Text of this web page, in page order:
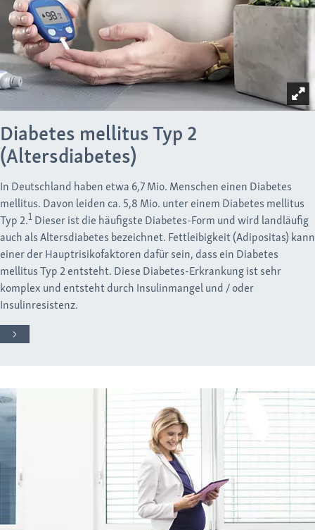
Diabetes mellitus Typ 2
(Altersdiabetes)
In Deutschland haben etwa 6,7 Mio. Menschen einen Diabetes
mellitus. Davon leiden ca. 5,8 Mio. unter einem Diabetes mellitus
Typ 2.1 Dieser ist die häufigste Diabetes-Form und wird landläufig
auch als Altersdiabetes bezeichnet. Fettleibigkeit (Adipositas) kann
einer der Hauptrisikofaktoren dafür sein, dass ein Diabetes
mellitus Typ 2 entsteht. Diese Diabetes-Erkrankung ist sehr
komplex und entsteht durch Insulinmangel und / oder
Insulinresistenz.